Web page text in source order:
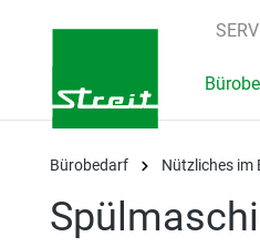
Zur Hauptnavigation
Bürobedarf Nützliches im